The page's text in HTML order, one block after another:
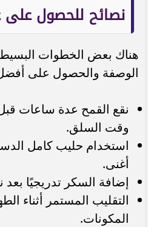
نصائح للحصول على
هناك بعض الخطوات
الوصفة والحصول على
نقع القمح عدة ساعات
وقت السلق.
استخدام حليب كامل
أغنى.
إضافة السكر تدريجيًا
التقليب المستمر أثناء
المكونات.